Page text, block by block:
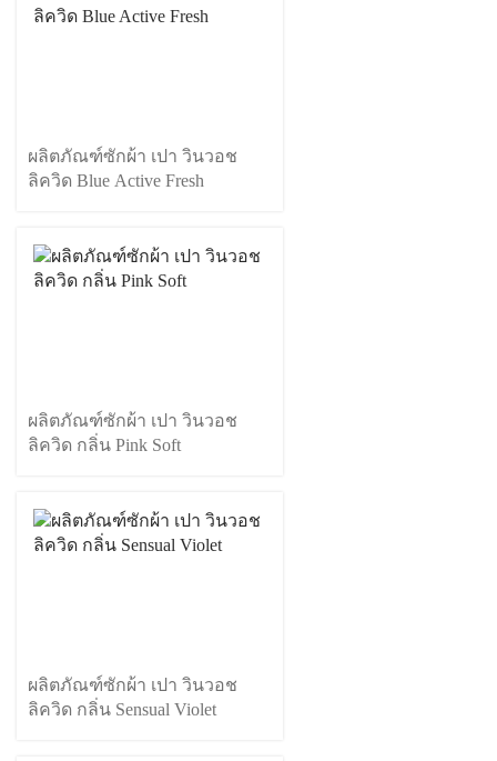
ผลิตภัณฑ์ซักผ้า เปา วินวอช
ลิควิด Blue Active Fresh
ผลิตภัณฑ์ซักผ้า เปา วินวอช
ลิควิด กลิ่น Pink Soft
ผลิตภัณฑ์ซักผ้า เปา วินวอช
ลิควิด กลิ่น Sensual Violet